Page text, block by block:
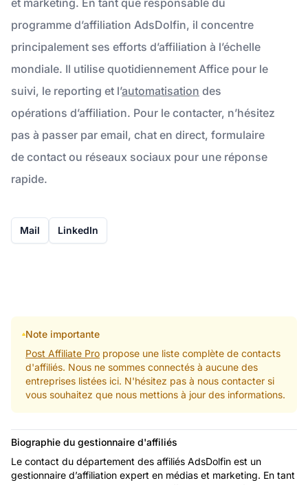
programme d’affiliation AdsDolfin, il concentre
principalement ses efforts d’affiliation à l’échelle
mondiale. Il utilise quotidiennement Affice pour le
suivi, le reporting et l’automatisation des
opérations d’affiliation. Pour le contacter, n’hésitez
pas à passer par email, chat en direct, formulaire
de contact ou réseaux sociaux pour une réponse
rapide.
Mail LinkedIn
Note importante
Post Affiliate Pro propose une liste complète de contacts
d'affiliés. Nous ne sommes connectés à aucune des
entreprises listées ici. N'hésitez pas à nous contacter si
vous souhaitez que nous mettions à jour des informations.
Biographie du gestionnaire d'affiliés
Le contact du département des affiliés AdsDolfin est un
gestionnaire d’affiliation expert en médias et marketing. En tant